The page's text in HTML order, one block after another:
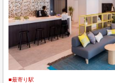
■最寄り駅